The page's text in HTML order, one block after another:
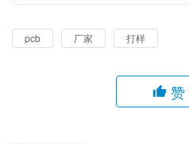
pcb 厂家 打样
赞